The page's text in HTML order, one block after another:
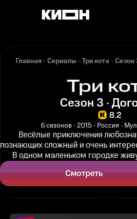
Главная Сериалы Три кота Сезон
Три
Сезон 3 ·
8.2
6 сезонов 2015 Россия
Весёлые приключения
познающих сложный и очень
В одном маленьком городке
Коржик, его брат
Смотреть